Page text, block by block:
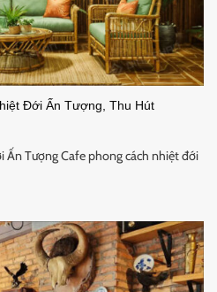
Đới Ấn Tượng, Thu Hút
Ấn Tượng Cafe phong cách nhiệt đới